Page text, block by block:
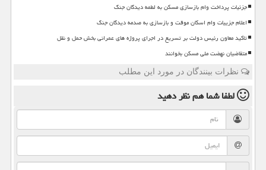
جزئیات پرداخت وام بازسازی مسکن به لطمه دیدگان جنگ
اعلام جزییات وام اسکان موقت و بازسازی به صدمه دیدگان جنگ
تاکید معاون رئیس دولت بر تسریع در اجرای پروژه های عمرانی بخش حمل و نقل
متقاضیان نهضت ملی مسکن بخوانند
نظرات بینندگان در مورد این مطلب
لطفا شما همنظر دهید